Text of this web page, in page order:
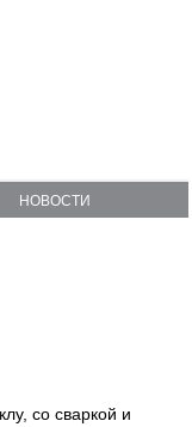
НОВОСТИ
со сваркой и